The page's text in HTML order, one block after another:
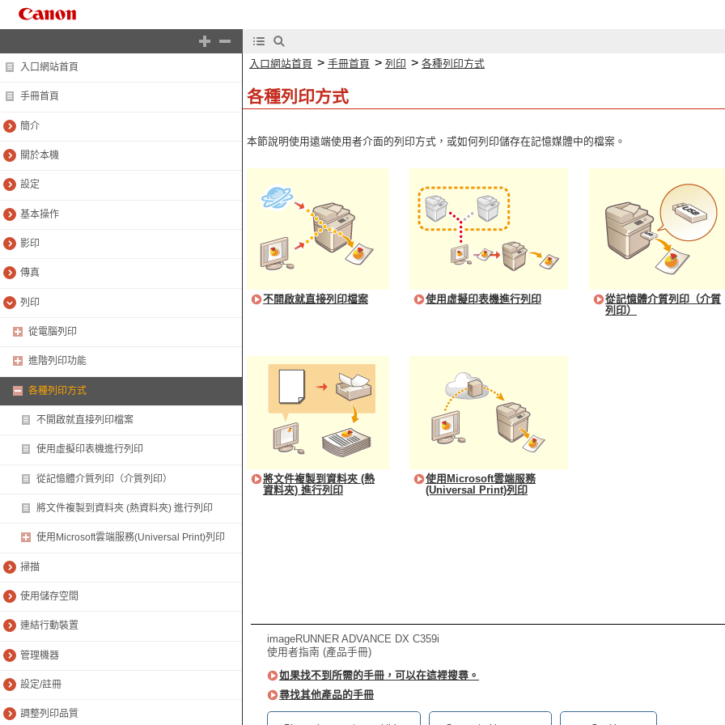
入口網站首頁
手冊首頁
簡介
關於本機
設定
基本操作
影印
傳真
列印
從電腦列印
進階列印功能
各種列印方式
不開啟就直接列印檔案
使用虛擬印表機進行列印
從記憶體介質列印（介質列印）
將文件複製到資料夾 (熱資料夾) 進行列印
使用Microsoft雲端服務(Universal Print)列印
掃描
使用儲存空間
連結行動裝置
管理機器
設定/註冊
調整列印品質
入口網站首頁 > 手冊首頁 > 列印 > 各種列印方式
各種列印方式
本節說明使用遠端使用者介面的列印方式，或如何列印儲存在記憶媒體中的檔案。
不開啟就直接列印檔案 使用虛擬印表機進行列印
從記憶體介質列印（介質
列印）
將文件複製到資料夾 (熱
資料夾) 進行列印
使用Microsoft雲端服務
(Universal Print)列印
imageRUNNER ADVANCE DX C359i
使用者指南 (產品手冊)
如果找不到所需的手冊，可以在這裡搜尋。
尋找其他產品的手冊